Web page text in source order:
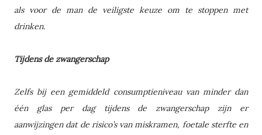
als voor de man de veiligste keuze om te stoppen met
drinken.
Tijdens de zwangerschap
Zelfs bij een gemiddeld consumptieniveau van minder dan
één glas per dag tijdens de zwangerschap zijn er
aanwijzingen dat de risico’s van miskramen, foetale sterfte en